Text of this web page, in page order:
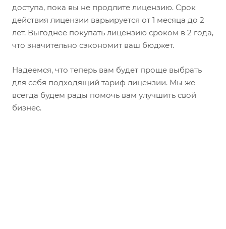
доступа, пока вы не продлите лицензию. Срок
действия лицензии варьируется от 1 месяца до 2
лет. Выгоднее покупать лицензию сроком в 2 года,
что значительно сэкономит ваш бюджет.
Надеемся, что теперь вам будет проще выбрать
для себя подходящий тариф лицензии. Мы же
всегда будем рады помочь вам улучшить свой
бизнес.